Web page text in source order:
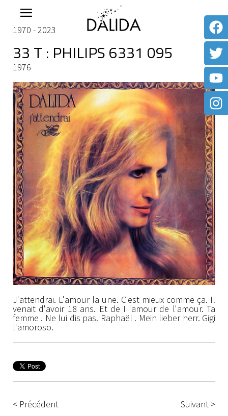
1970 - 2023
33 T : PHILIPS 6331 095
1976
J'attendrai. L'amour la une. C'est mieux comme ça. Il
venait d'avoir 18 ans. Et de I 'amour de l'amour. Ta
femme . Ne lui dis pas. Raphaël . Mein lieber herr. Gigi
l'amoroso.
< Précédent
Suivant >